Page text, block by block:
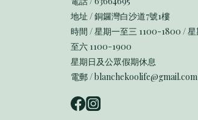
地址 / 銅鑼灣白沙道7號1樓
時間 / 星期一至三 1100-1800 /
至六 1100-1900
星期日及公眾假期休息
電郵 / blanchekoolife@gmail.com